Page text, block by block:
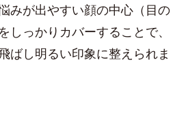
みが出やすい顔の中心（目の
しっかりカバーすることで、
ばし明るい印象に整えられま